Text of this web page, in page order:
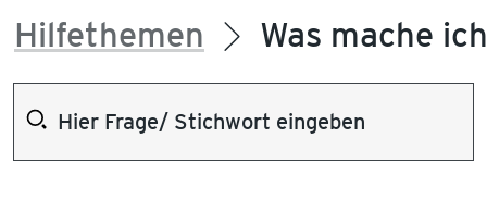
Hilfethemen Was mache